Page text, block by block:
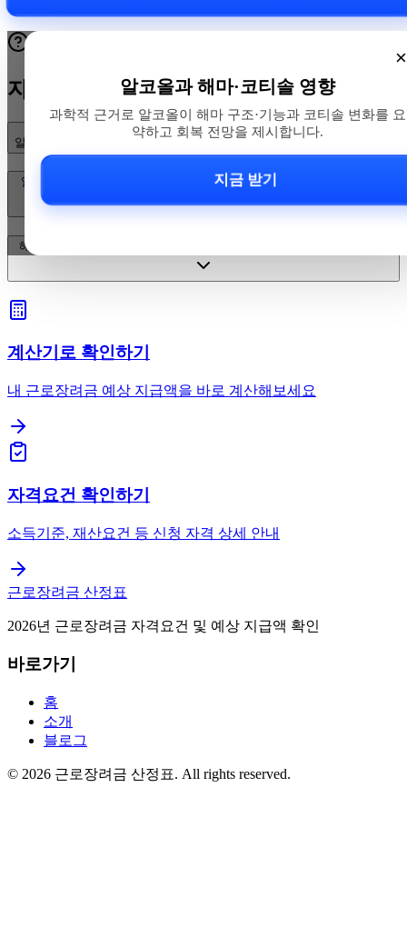
×
알코올과 해마·코티솔 영향
과학적 근거로 알코올이 해마 구조·기능과 코티솔 변화를 요
약하고 회복 전망을 제시합니다.
지금 받기
자주 묻는 질문
알코올이 해마(hippocampus)에 어떤 영향을 주나요?
알코올은 코티솔(스트레스 호르몬)과 HPA축에 어떤 영향을 미치나요?
해마 손상이나 코티솔 이상은 회복되나요? 실용적 권고는 무엇인가요?
계산기로 확인하기
내 근로장려금 예상 지급액을 바로 계산해보세요
자격요건 확인하기
소득기준, 재산요건 등 신청 자격 상세 안내
근로장려금 산정표
2026년 근로장려금 자격요건 및 예상 지급액 확인
바로가기
홈
소개
블로그
© 2026 근로장려금 산정표. All rights reserved.